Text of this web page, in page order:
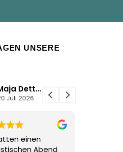
UNSERE
Maja Dettmers
Juli 2026
einen
Abend